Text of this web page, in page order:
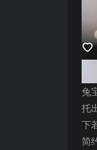
兔
托
下
简